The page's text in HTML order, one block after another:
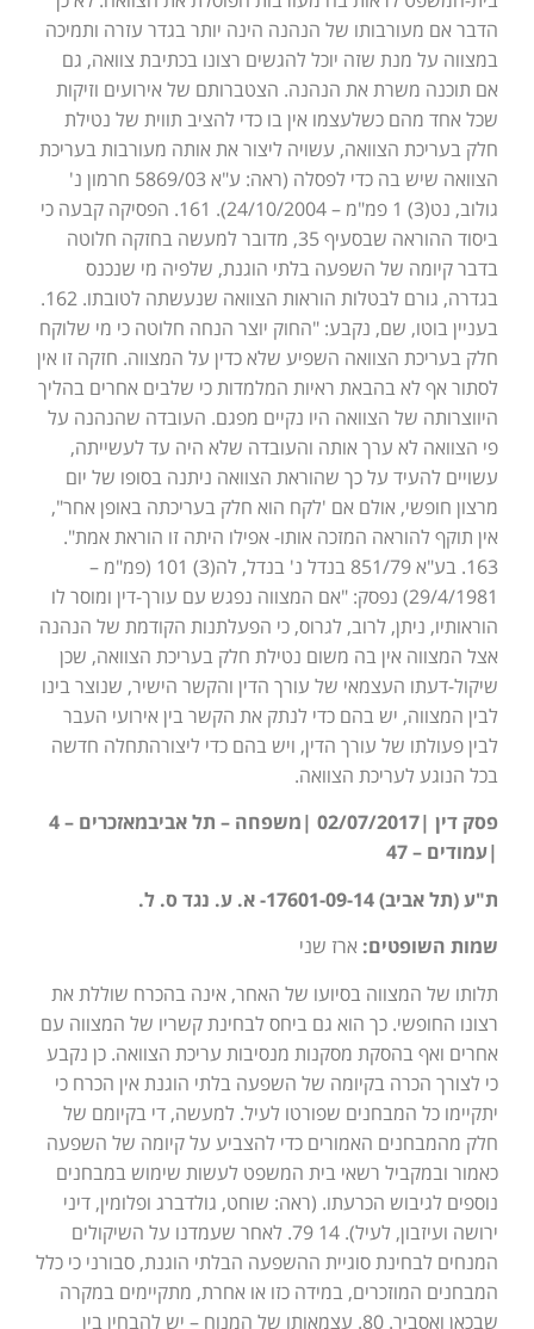
הדבר אם מעורבותו של הנהנה הינה יותר בגדר עזרה ותמיכה
במצווה על מנת שזה יוכל להגשים רצונו בכתיבת צוואה, גם
אם תוכנה משרת את הנהנה. הצטברותם של אירועים וזיקות
שכל אחד מהם כשלעצמו אין בו כדי להציב תווית של נטילת
חלק בעריכת הצוואה, עשויה ליצור את אותה מעורבות בעריכת
הצוואה שיש בה כדי לפסלה (ראה: ע"א 5869/03 חרמון נ'
גולוב, נט(3) 1 פמ"מ – 24/10/2004). 161. הפסיקה קבעה כי
ביסוד ההוראה שבסעיף 35, מדובר למעשה בחזקה חלוטה
בדבר קיומה של השפעה בלתי הוגנת, שלפיה מי שנכנס
בגדרה, גורם לבטלות הוראות הצוואה שנעשתה לטובתו. 162.
בעניין בוטו, שם, נקבע: "החוק יוצר הנחה חלוטה כי מי שלוקח
חלק בעריכת הצוואה השפיע שלא כדין על המצווה. חזקה זו אין
לסתור אף לא בהבאת ראיות המלמדות כי שלבים אחרים בהליך
היווצרותה של הצוואה היו נקיים מפגם. העובדה שהנהנה על
פי הצוואה לא ערך אותה והעובדה שלא היה עד לעשייתה,
עשויים להעיד על כך שהוראת הצוואה ניתנה בסופו של יום
מרצון חופשי, אולם אם 'לקח הוא חלק בעריכתה באופן אחר",
אין תוקף להוראה המזכה אותו- אפילו היתה זו הוראת אמת".
163. בע"א 851/79 בנדל נ' בנדל, לה(3) 101 (פמ"מ –
29/4/1981) נפסק: "אם המצווה נפגש עם עורך-דין ומוסר לו
הוראותיו, ניתן, לרוב, לגרוס, כי הפעלתנות הקודמת של הנהנה
אצל המצווה אין בה משום נטילת חלק בעריכת הצוואה, שכן
שיקול-דעתו העצמאי של עורך הדין והקשר הישיר, שנוצר בינו
לבין המצווה, יש בהם כדי לנתק את הקשר בין אירועי העבר
לבין פעולתו של עורך הדין, ויש בהם כדי ליצורהתחלה חדשה
בכל הנוגע לעריכת הצוואה.
פסק דין |02/07/2017 |משפחה – תל אביבמאזכרים – 4
|עמודים – 47
ת"ע (תל אביב) 17601-09-14- א. ע. נגד ס. ל.
שמות השופטים: ארז שני
תלותו של המצווה בסיועו של האחר, אינה בהכרח שוללת את
רצונו החופשי. כך הוא גם ביחס לבחינת קשריו של המצווה עם
אחרים ואף בהסקת מסקנות מנסיבות עריכת הצוואה. כן נקבע
כי לצורך הכרה בקיומה של השפעה בלתי הוגנת אין הכרח כי
יתקיימו כל המבחנים שפורטו לעיל. למעשה, די בקיומם של
חלק מהמבחנים האמורים כדי להצביע על קיומה של השפעה
כאמור ובמקביל רשאי בית המשפט לעשות שימוש במבחנים
נוספים לגיבוש הכרעתו. (ראה: שוחט, גולדברג ופלומין, דיני
ירושה ועיזבון, לעיל). 14 79. לאחר שעמדנו על השיקולים
המנחים לבחינת סוגיית ההשפעה הבלתי הוגנת, סבורני כי כלל
המבחנים המוזכרים, במידה כזו או אחרת, מתקיימים במקרה
שבכאן ואסביר. 80. עצמאותו של המנוח – יש להבחין בין